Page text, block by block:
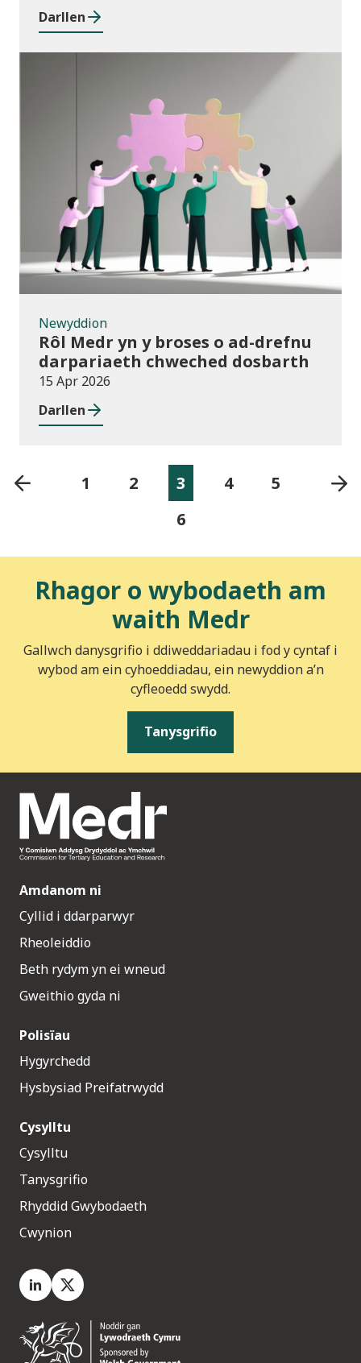
Darllen
Newyddion
Newyddion
Rôl Medr yn y broses o ad-drefnu
darpariaeth chweched dosbarth
15 Apr 2026
Darllen
1 2 3 4
5
6
Rhagor o wybodaeth am
waith Medr
Gallwch danysgrifio i ddiweddariadau i fod y cyntaf i
wybod am ein cyhoeddiadau, ein newyddion a’n
cyfleoedd swydd.
Tanysgrifio
Amdanom ni
Cyllid i ddarparwyr
Rheoleiddio
Beth rydym yn ei wneud
Gweithio gyda ni
Polisïau
Hygyrchedd
Hysbysiad Preifatrwydd
Cysylltu
Cysylltu
Tanysgrifio
Rhyddid Gwybodaeth
Cwynion
LinkedIn
X.com